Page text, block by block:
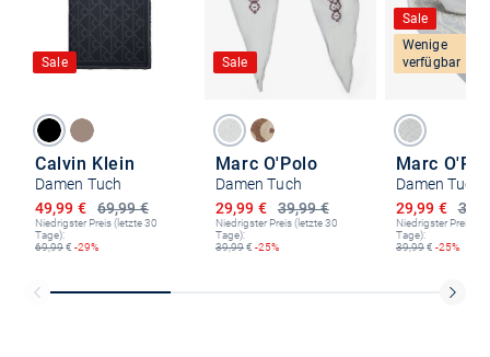
Sale
Calvin Klein
Damen Tuch
69,99 €
Ermäßigter Preis
49,99 €
Niedrigster Preis (letzte 30
Tage):
69,99€ -29%
Sale
Marc O'Polo
Damen Tuch
39,99 €
Ermäßigter Preis
29,99 €
Niedrigster Preis (letzte 30
Tage):
39,99€ -25%
Sale
Wenige
verfügbar
Marc
Damen Tuch
Ermäßigter
29,99 €
Niedrigster Preis
Tage):
39,99€ -25%